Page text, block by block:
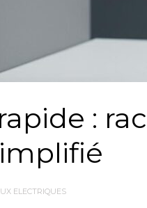
:
ELECTRIQUES